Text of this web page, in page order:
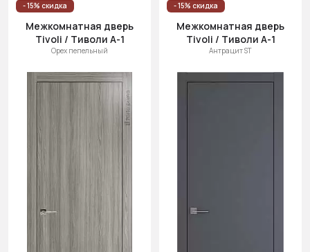
- 15% скидка
Межкомнатная дверь
Tivoli / Тиволи А-1
Орех пепельный
- 15% скидка
Межкомнатная дверь
Tivoli / Тиволи А-1
Антрацит ST